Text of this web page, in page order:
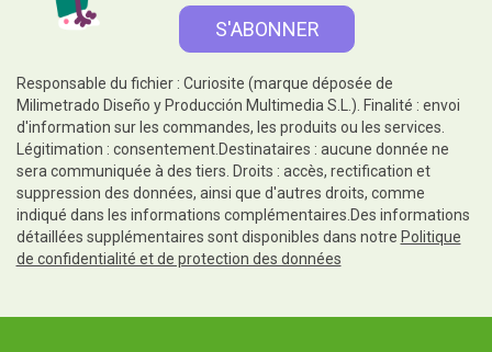
Responsable du fichier : Curiosite (marque déposée de
Milimetrado Diseño y Producción Multimedia S.L.). Finalité : envoi
d'information sur les commandes, les produits ou les services.
Légitimation : consentement.Destinataires : aucune donnée ne
sera communiquée à des tiers. Droits : accès, rectification et
suppression des données, ainsi que d'autres droits, comme
indiqué dans les informations complémentaires.Des informations
détaillées supplémentaires sont disponibles dans notre Politique
de confidentialité et de protection des données